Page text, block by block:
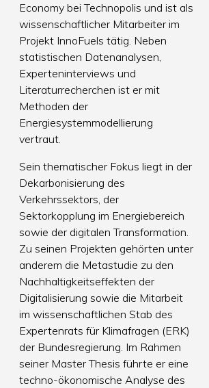
Economy bei Technopolis und ist als
wissenschaftlicher Mitarbeiter im
Projekt InnoFuels tätig. Neben
statistischen Datenanalysen,
Experteninterviews und
Literaturrecherchen ist er mit
Methoden der
Energiesystemmodellierung
vertraut.
Sein thematischer Fokus liegt in der
Dekarbonisierung des
Verkehrssektors, der
Sektorkopplung im Energiebereich
sowie der digitalen Transformation.
Zu seinen Projekten gehörten unter
anderem die Metastudie zu den
Nachhaltigkeitseffekten der
Digitalisierung sowie die Mitarbeit
im wissenschaftlichen Stab des
Expertenrats für Klimafragen (ERK)
der Bundesregierung. Im Rahmen
seiner Master Thesis führte er eine
techno-ökonomische Analyse des